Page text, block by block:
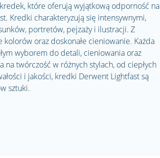
które oferują wyjątkową odporność na
Kredki charakteryzują się intensywnymi,
portretów, pejzaży i ilustracji. Z
oraz doskonałe cieniowanie. Każda
wyborem do detali, cieniowania oraz
twórczość w różnych stylach, od ciepłych
i jakości, kredki Derwent Lightfast są
sztuki.